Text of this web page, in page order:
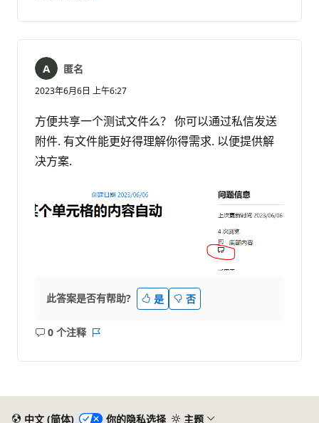
匿名
2023年6月6日 上午6:27
方便共享一个测试文件么？ 你可以通过私信发送
附件. 有文件能更好得理解你得需求. 以便提供解
决方案.
此答案是否有帮助? 是 否
0 个注释
无
中文 (简体) 你的隐私选择 主题